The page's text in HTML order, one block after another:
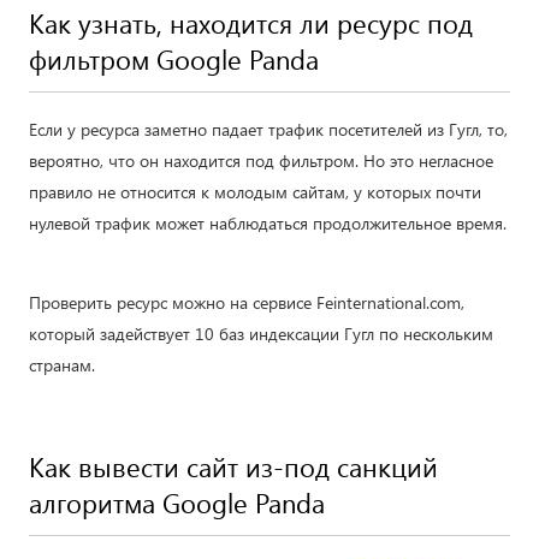
Как узнать, находится ли ресурс под
фильтром Google Panda
Если у ресурса заметно падает трафик посетителей из Гугл, то,
вероятно, что он находится под фильтром. Но это негласное
правило не относится к молодым сайтам, у которых почти
нулевой трафик может наблюдаться продолжительное время.
Проверить ресурс можно на сервисе Feinternational.com,
который задействует 10 баз индексации Гугл по нескольким
странам.
Как вывести сайт из-под санкций
алгоритма Google Panda